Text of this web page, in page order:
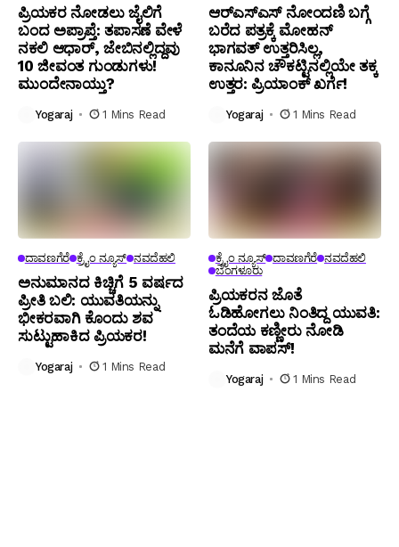
ಪ್ರಿಯಕರ ನೋಡಲು ಜೈಲಿಗೆ
ಬಂದ ಅಪ್ರಾಪ್ತೆ: ತಪಾಸಣೆ ವೇಳೆ
ನಕಲಿ ಆಧಾರ್, ಜೇಬಿನಲ್ಲಿದ್ದವು
10 ಜೀವಂತ ಗುಂಡುಗಳು!
ಮುಂದೇನಾಯ್ತು?
Yogaraj 1 Mins Read
ಆರ್‌ಎಸ್‌ಎಸ್‌ ನೋಂದಣಿ ಬಗ್ಗೆ
ಬರೆದ ಪತ್ರಕ್ಕೆ ಮೋಹನ್
ಭಾಗವತ್ ಉತ್ತರಿಸಿಲ್ಲ,
ಕಾನೂನಿನ ಚೌಕಟ್ಟಿನಲ್ಲಿಯೇ ತಕ್ಕ
ಉತ್ತರ: ಪ್ರಿಯಾಂಕ್ ಖರ್ಗೆ!
Yogaraj 1 Mins Read
ದಾವಣಗೆರೆ ಕ್ರೈಂ ನ್ಯೂಸ್ ನವದೆಹಲಿ
ಅನುಮಾನದ ಕಿಚ್ಚಿಗೆ 5 ವರ್ಷದ
ಪ್ರೀತಿ ಬಲಿ: ಯುವತಿಯನ್ನು
ಭೀಕರವಾಗಿ ಕೊಂದು ಶವ
ಸುಟ್ಟುಹಾಕಿದ ಪ್ರಿಯಕರ!
Yogaraj 1 Mins Read
ಕ್ರೈಂ ನ್ಯೂಸ್ ದಾವಣಗೆರೆ ನವದೆಹಲಿ
ಬೆಂಗಳೂರು
ಪ್ರಿಯಕರನ ಜೊತೆ
ಓಡಿಹೋಗಲು ನಿಂತಿದ್ದ ಯುವತಿ:
ತಂದೆಯ ಕಣ್ಣೀರು ನೋಡಿ
ಮನೆಗೆ ವಾಪಸ್!
Yogaraj 1 Mins Read